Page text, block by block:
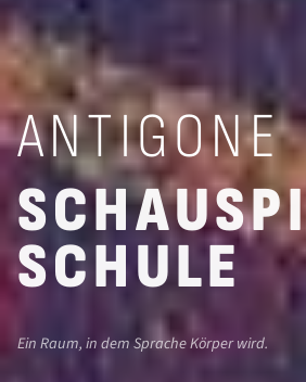
ANTIGONE
SCHU­LE
Ein Raum, in dem Sprache Körper wird.